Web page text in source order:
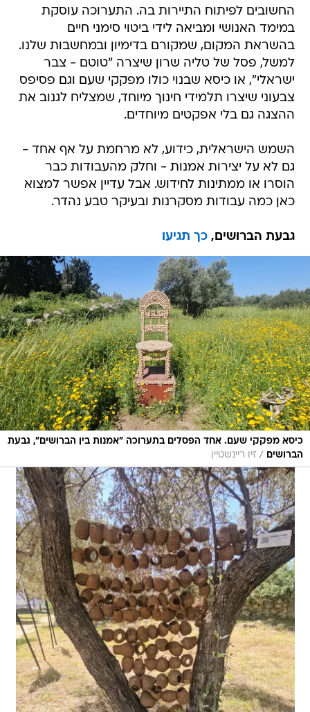
החשובים לפיתוח התיירות בה. התערוכה עוסקת
במימד האנושי ומביאה לידי ביטוי סימני חיים
בהשראת המקום, שמקורם בדימיון ובמחשבות שלנו.
למשל, פסל של טליה שרון שיצרה "טוטם - צבר
ישראלי", או כיסא שבנוי כולו מפקקי שעם וגם פסיפס
צבעוני שיצרו תלמידי חינוך מיוחד, שמצליח לגנוב את
ההצגה גם בלי אפקטים מיוחדים.
השמש הישראלית, כידוע, לא מרחמת על אף אחד -
גם לא על יצירות אמנות - וחלק מהעבודות כבר
הוסרו או ממתינות לחידוש. אבל עדיין אפשר למצוא
כאן כמה עבודות מסקרנות ובעיקר טבע נהדר.
גבעת הברושים,כך תגיעו
כיסא מפקקי שעם. אחד הפסלים בתערוכה "אמנות בין הברושים", גבעת
הברושים
/ זיו ריינשטיין